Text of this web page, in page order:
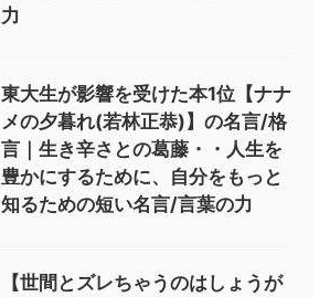
力
東大生が影響を受けた本1位【ナナ
メの夕暮れ(若林正恭)】の名言/格
言｜生き辛さとの葛藤・・人生を
豊かにするために、自分をもっと
知るための短い名言/言葉の力
【世間とズレちゃうのはしょうが